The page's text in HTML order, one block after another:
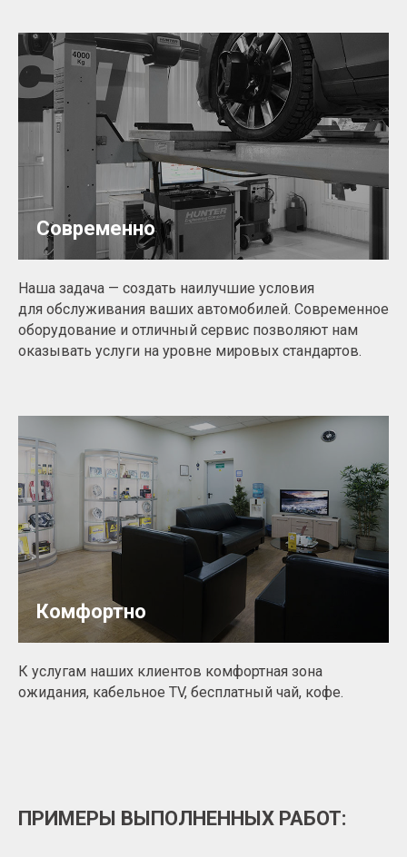
Современно
Наша задача — создать наилучшие условия
для обслуживания ваших автомобилей. Современное
оборудование и отличный сервис позволяют нам
оказывать услуги на уровне мировых стандартов.
Комфортно
К услугам наших клиентов комфортная зона
ожидания, кабельное TV, бесплатный чай, кофе.
ПРИМЕРЫ ВЫПОЛНЕННЫХ РАБОТ: